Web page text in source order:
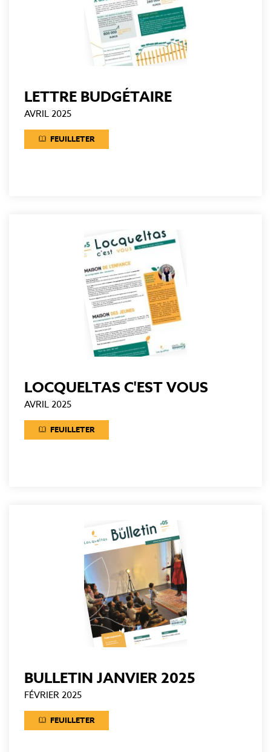
LETTRE BUDGÉTAIRE
AVRIL 2025
FEUILLETER
LOCQUELTAS C'EST VOUS
AVRIL 2025
FEUILLETER
BULLETIN JANVIER 2025
FÉVRIER 2025
FEUILLETER